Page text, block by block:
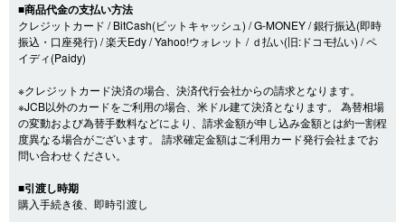
■商品代金の支払い方法
クレジットカード / BitCash(ビットキャッシュ) / G-MONEY / 銀行振込(即時
振込・口座発行) / 楽天Edy / Yahoo!ウォレット / ｄ払い(旧:ドコモ払い) / ペ
イディ(Paidy)
※クレジットカード決済の場合、決済代行会社からの請求となります。
※JCB以外のカードをご利用の場合、米ドル建て決済となります。 為替相場
の変動および為替手数料などにより、請求金額が申し込み金額とは約一割程
度異なる場合がございます。 請求確定金額はご利用カード発行会社までお
問い合わせください。
■引渡し時期
購入手続き後、即時引渡し